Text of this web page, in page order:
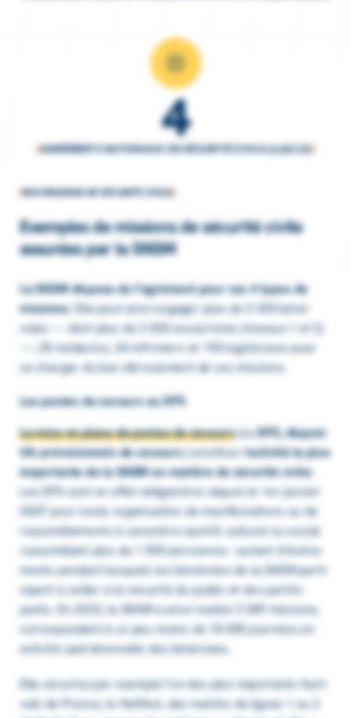
4
AGRÉMENTS NATIONAUX DE SÉCURITÉ CIVILE (A,B,C,D)
NOS MISSIONS DE SÉCURITÉ CIVILE
Exemples de missions de sécu­rité civile
assu­rées par la SNSM
La SNSM dispose de l’agré­ment pour ces 4 types de
missions. Elle peut ainsi enga­ger plus de 3 300 béné­
voles — dont plus de 3 000 secou­ristes (niveaux 1 et 2)
—, 35 méde­cins, 34 infir­miers et 155 logis­ti­ciens pour
se char­ger du bon dérou­le­ment de ces missions.
Les postes de secours ou DPS
La mise en place de postes de secours(ouDPS, dispo­si­
tifs prévi­sion­nels de secours) consti­tue l’acti­vité la plus
impor­tante de la SNSM en matière de sécu­rité civile.
Les DPS sont en effet obli­ga­toires depuis le 1er janvier
2007 pour toute orga­ni­sa­tion de mani­fes­ta­tions ou de
rassem­ble­ments à carac­tère spor­tif, cultu­rel ou social
rassem­blant plus de 1 500 personnes : autant d’évé­ne­
ments pendant lesquels les béné­voles de la SNSM parti­
cipent à veiller à la sécu­rité du public et des parti­ci­
pants. En 2023, la SNSM a ainsi réalisé 2 389 missions,
corres­pon­dant à un peu moins de 18 000 jour­nées en
acti­vité opéra­tion­nelle des béné­voles.
Elle sécu­rise par exemple l’un des plus impor­tants festi­
vals de France, le Hell­fest, des matchs de ligues 1 ou 2